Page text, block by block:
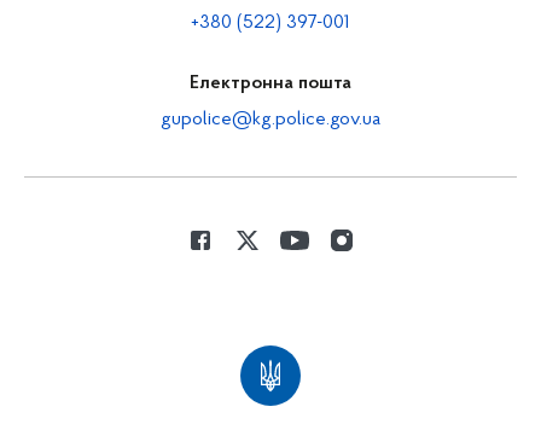
+380 (522) 397-001
Електронна пошта
gupolice@kg.police.gov.ua